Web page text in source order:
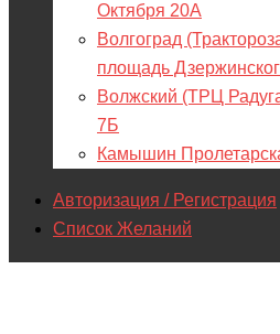
Октября 20А
Волгоград
площадь
Волжский (ТРЦ
7Б
Камышин
Авторизация / Регистрация
Список Желаний